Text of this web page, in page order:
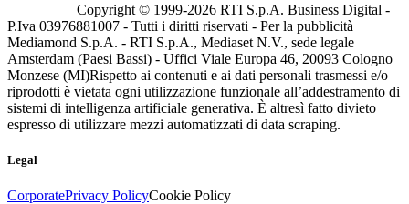
Copyright © 1999-2026 RTI S.p.A. Business Digital -
P.Iva 03976881007 - Tutti i diritti riservati - Per la pubblicità
Mediamond S.p.A. - RTI S.p.A., Mediaset N.V., sede legale
Amsterdam (Paesi Bassi) - Uffici Viale Europa 46, 20093 Cologno
Monzese (MI)Rispetto ai contenuti e ai dati personali trasmessi e/o
riprodotti è vietata ogni utilizzazione funzionale all’addestramento di
sistemi di intelligenza artificiale generativa. È altresì fatto divieto
espresso di utilizzare mezzi automatizzati di data scraping.
Legal
CorporatePrivacy PolicyCookie Policy